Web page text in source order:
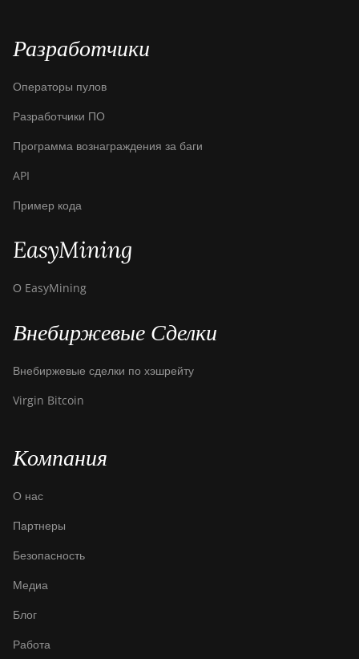
Разработчики
Операторы пулов
Разработчики ПО
Программа вознаграждения за баги
API
Пример кода
EasyMining
О EasyMining
Внебиржевые Сделки
Внебиржевые сделки по хэшрейту
Virgin Bitcoin
Компания
О нас
Партнеры
Безопасность
Медиа
Блог
Работа